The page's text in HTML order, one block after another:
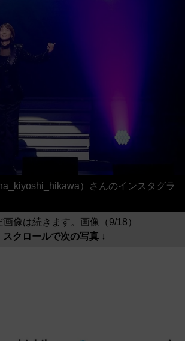
）さんのインスタグラ
画像は続きます。画像（9/18）
スクロールで次の写真 ↓